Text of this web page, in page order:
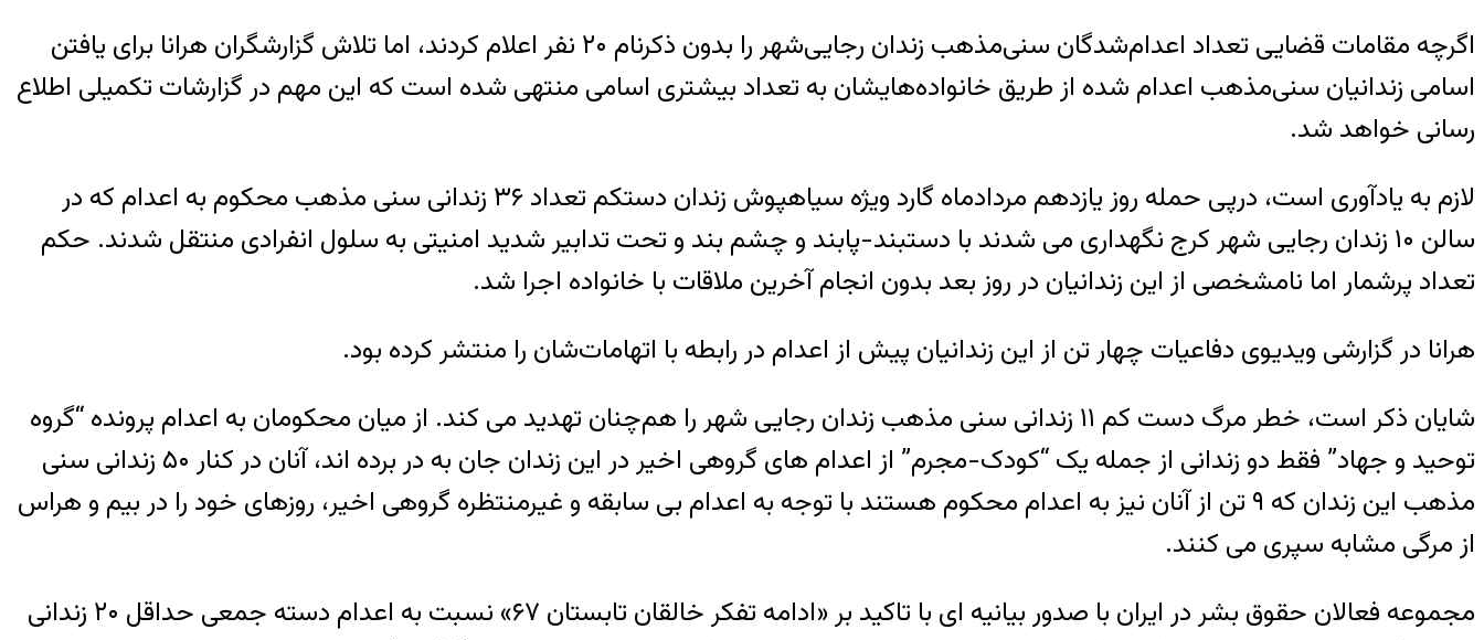
اگرچه مقامات قضایی تعداد اعدام‌شدگان سنی‌مذهب زندان رجایی‌شهر را بدون ذکرنام ۲۰ نفر اعلام کردند، اما تلاش گزارشگران هرانا برای یافتن
اسامی زندانیان سنی‌مذهب اعدام شده از طریق خانواده‌هایشان به تعداد بیشتری اسامی منتهی شده است که این مهم در گزارشات تکمیلی اطلاع
رسانی خواهد شد.
لازم به یادآوری است، درپی حمله روز یازدهم مردادماه گارد ویژه سیاهپوش زندان دستکم تعداد ۳۶ زندانی سنی مذهب محکوم به اعدام که در
سالن ۱۰ زندان رجایی شهر کرج نگهداری می شدند با دستبند-پابند و چشم بند و تحت تدابیر شدید امنیتی به سلول انفرادی منتقل شدند. حکم
تعداد پرشمار اما نامشخصی از این زندانیان در روز بعد بدون انجام آخرین ملاقات با خانواده اجرا شد.
هرانا در گزارشی ویدیوی دفاعیات چهار تن از این زندانیان پیش از اعدام در رابطه با اتهامات‌شان را منتشر کرده بود.
شایان ذکر است، خطر مرگ دست کم ۱۱ زندانی سنی مذهب زندان رجایی شهر را هم‌چنان تهدید می کند. از میان محکومان به اعدام پرونده “گروه
توحید و جهاد” فقط دو زندانی از جمله یک “کودک-مجرم” از اعدام های گروهی اخیر در این زندان جان به در برده اند، آنان در کنار ۵۰ زندانی سنی
مذهب این زندان که ۹ تن از آنان نیز به اعدام محکوم هستند با توجه به اعدام بی سابقه و غیرمنتظره گروهی اخیر، روزهای خود را در بیم و هراس
از مرگی مشابه سپری می کنند.
مجموعه فعالان حقوق بشر در ایران با صدور بیانیه ای با تاکید بر «ادامه تفکر خالقان تابستان ۶۷» نسبت به اعدام دسته جمعی حداقل ۲۰ زندانی